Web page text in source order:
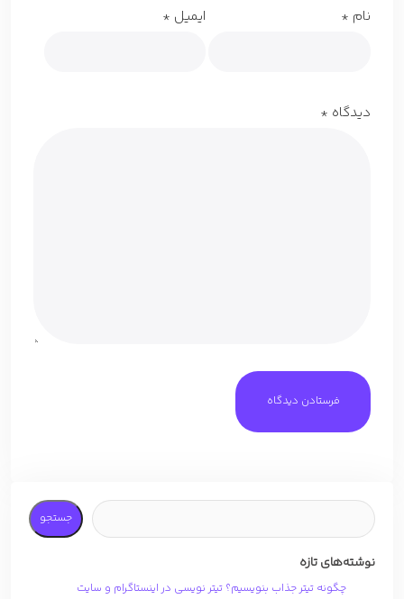
نام * ایمیل *
دیدگاه *
جستجو
نوشته‌های تازه
چگونه تیتر جذاب بنویسیم؟ تیتر نویسی در اینستاگرام و سایت